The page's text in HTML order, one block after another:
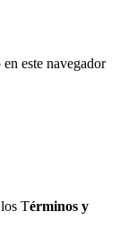
este navegador
Términos y